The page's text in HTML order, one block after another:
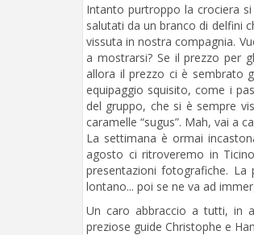
Intanto purtroppo la crociera si
salutati da un branco di delfini
vissuta in nostra compagnia.
a mostrarsi? Se il prezzo per
allora il prezzo ci è sembrato
equipaggio squisito, come i
del gruppo, che si è sempre
caramelle “sugus”. Mah, vai a
La settimana è ormai
agosto ci ritroveremo in
presentazioni fotografiche.
lontano... poi se ne va ad
Un caro abbraccio a tutti, in
preziose guide Christophe e